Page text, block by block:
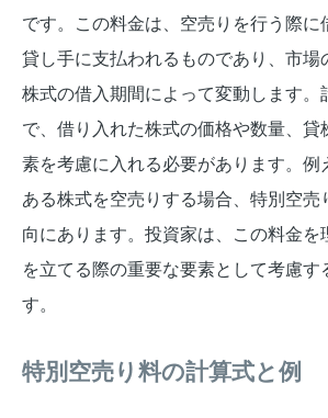
です。この料金は、空売りを行う際に
貸し手に支払われるものであり、市場
株式の借入期間によって変動します。
で、借り入れた株式の価格や数量、貸
素を考慮に入れる必要があります。例
ある株式を空売りする場合、特別空売
向にあります。投資家は、この料金を
を立てる際の重要な要素として考慮す
す。
特別空売り料の計算式と例